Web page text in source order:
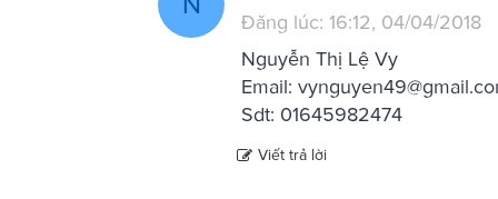
Đăng lúc: 16:12, 04/04/2018
Nguyễn Thị Lệ Vy
Email:
Sdt: 01645982474
Viết trả lời